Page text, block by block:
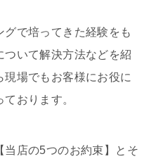
で培ってきた経験をも
ついて解決方法などを紹
場でもお客様にお役に
おります。
当店の5つのお約束】とそ